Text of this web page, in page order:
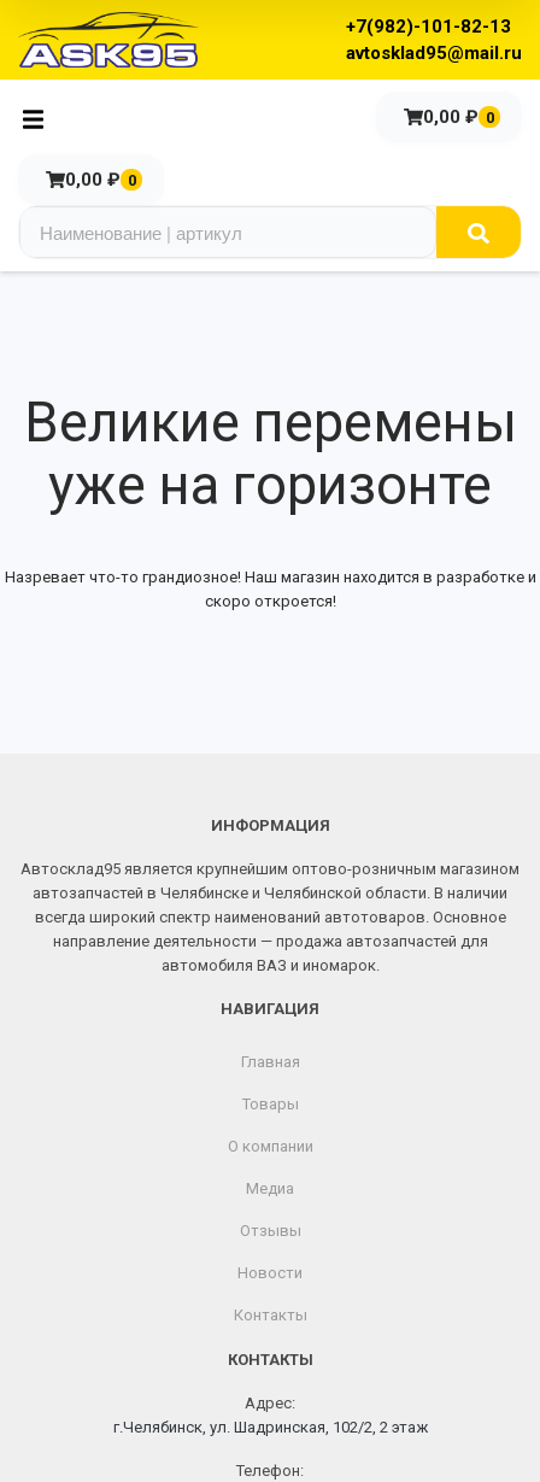
+7(982)-101-82-13
avtosklad95@mail.ru
0,00 ₽ 0
0,00 ₽ 0
Великие перемены
уже на горизонте
Назревает что-то грандиозное! Наш магазин находится в разработке и
скоро откроется!
ИНФОРМАЦИЯ
Автосклад95 является крупнейшим оптово-розничным магазином
автозапчастей в Челябинске и Челябинской области. В наличии
всегда широкий спектр наименований автотоваров. Основное
направление деятельности — продажа автозапчастей для
автомобиля ВАЗ и иномарок.
НАВИГАЦИЯ
Главная
Товары
О компании
Медиа
Отзывы
Новости
Контакты
КОНТАКТЫ
Адрес:
г.Челябинск, ул. Шадринская, 102/2, 2 этаж
Телефон: